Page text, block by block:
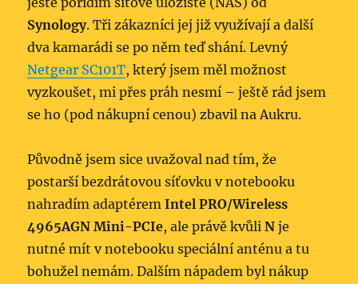
Synology. Tři zákazníci jej již využívají a další
dva kamarádi se po něm teď shání. Levný
Netgear SC101T, který jsem měl možnost
vyzkoušet, mi přes práh nesmí – ještě rád jsem
se ho (pod nákupní cenou) zbavil na Aukru.
Původně jsem sice uvažoval nad tím, že
postarší bezdrátovou síťovku v notebooku
nahradím adaptéremIntel PRO/Wireless
4965AGN Mini-PCIe, ale právě kvůliN je
nutné mít v notebooku speciální anténu a tu
bohužel nemám. Dalším nápadem byl nákup